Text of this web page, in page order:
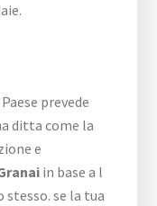
prevede
ditta come la
e
in base a l
se la tua